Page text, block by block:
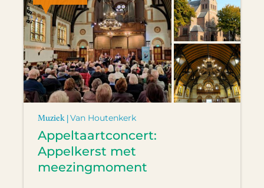
Muziek |Van Houtenkerk
Appeltaartconcert:
Appelkerst met
meezingmoment